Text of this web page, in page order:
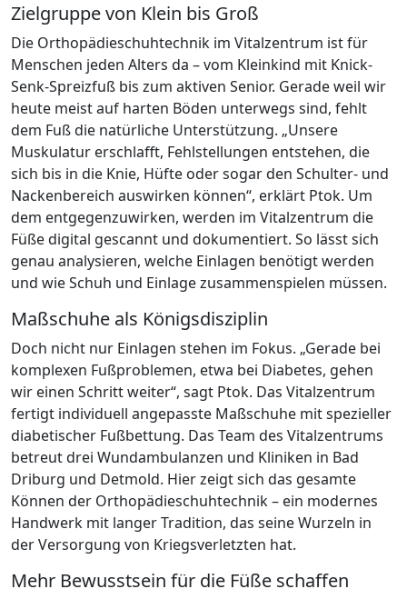
Zielgruppe von Klein bis Groß
Die Orthopädieschuhtechnik im Vitalzentrum ist für
Menschen jeden Alters da – vom Kleinkind mit Knick-
Senk-Spreizfuß bis zum aktiven Senior. Gerade weil wir
heute meist auf harten Böden unterwegs sind, fehlt
dem Fuß die natürliche Unterstützung. „Unsere
Muskulatur erschlafft, Fehlstellungen entstehen, die
sich bis in die Knie, Hüfte oder sogar den Schulter- und
Nackenbereich auswirken können“, erklärt Ptok. Um
dem entgegenzuwirken, werden im Vitalzentrum die
Füße digital gescannt und dokumentiert. So lässt sich
genau analysieren, welche Einlagen benötigt werden
und wie Schuh und Einlage zusammenspielen müssen.
Maßschuhe als Königsdisziplin
Doch nicht nur Einlagen stehen im Fokus. „Gerade bei
komplexen Fußproblemen, etwa bei Diabetes, gehen
wir einen Schritt weiter“, sagt Ptok. Das Vitalzentrum
fertigt individuell angepasste Maßschuhe mit spezieller
diabetischer Fußbettung. Das Team des Vitalzentrums
betreut drei Wundambulanzen und Kliniken in Bad
Driburg und Detmold. Hier zeigt sich das gesamte
Können der Orthopädieschuhtechnik – ein modernes
Handwerk mit langer Tradition, das seine Wurzeln in
der Versorgung von Kriegsverletzten hat.
Mehr Bewusstsein für die Füße schaffen